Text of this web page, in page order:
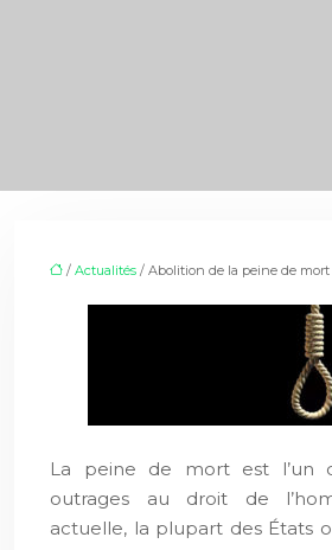
/ Actualités / Abolition de la peine de mort
La peine de mort est l’un
outrages au droit de
actuelle, la plupart des États